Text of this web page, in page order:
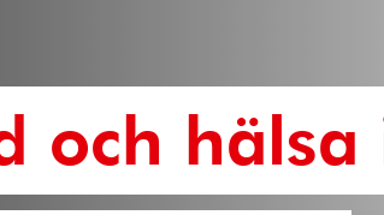
och hälsa